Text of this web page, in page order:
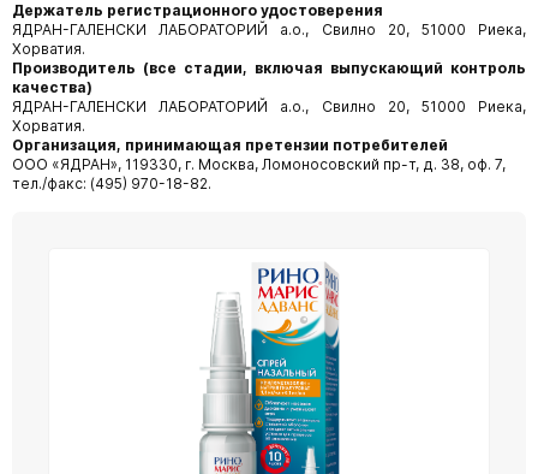
Держатель регистрационного удостоверения
ЯДРАН-ГАЛЕНСКИ ЛАБОРАТОРИЙ а.о., Свилно 20, 51000 Риека,
Хорватия.
Производитель (все стадии, включая выпускающий контроль
качества)
ЯДРАН-ГАЛЕНСКИ ЛАБОРАТОРИЙ а.о., Свилно 20, 51000 Риека,
Хорватия.
Организация, принимающая претензии потребителей
ООО «ЯДРАН», 119330, г. Москва, Ломоносовский пр-т, д. 38, оф. 7,
тел./факс: (495) 970-18-82.